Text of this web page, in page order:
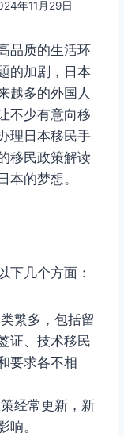
年11月29日
品质的生活环
的加剧，日本
越多的外国人
不少有意向移
理日本移民手
移民政策解读
本的梦想。
下几个方面：
繁多，包括留
证、技术移民
要求各不相
经常更新，新
响。